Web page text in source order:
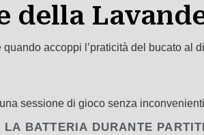
della
accoppi l’praticità del bucato al
sessione di gioco senza
BATTERIA DURANTE